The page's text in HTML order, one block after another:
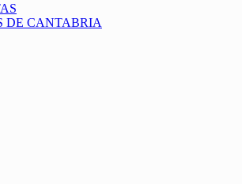
DE CANTABRIA